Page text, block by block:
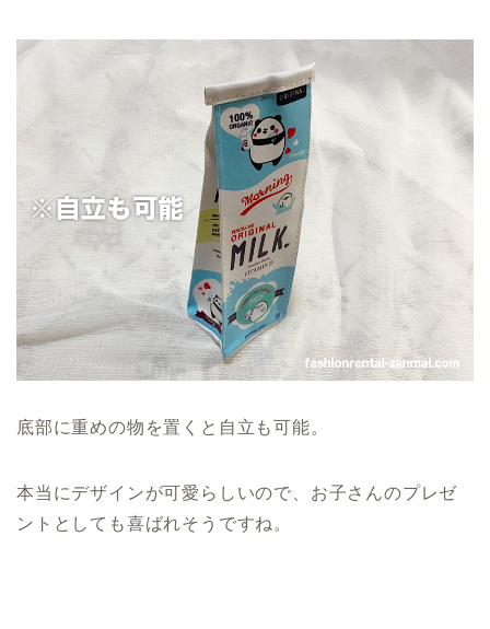
底部に重めの物を置くと自立も可能。
本当にデザインが可愛らしいので、お子さんのプレゼ
ントとしても喜ばれそうですね。